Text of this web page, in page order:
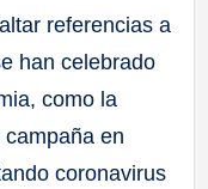
referencias a
han celebrado
como la
en
coronavirus